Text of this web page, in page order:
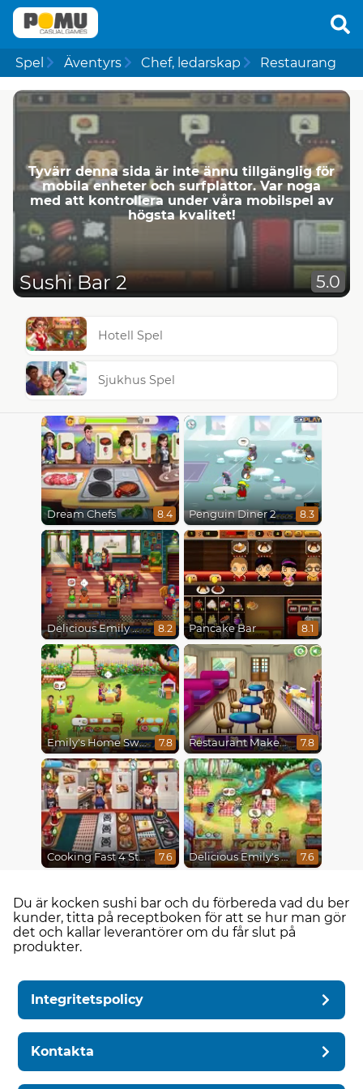
Spel Äventyrs Chef, ledarskap Restaurang
Tyvärr denna sida är inte ännu tillgänglig för
mobila enheter och surfplattor. Var noga
med att kontrollera under våra mobilspel av
högsta kvalitet!
Sushi Bar 2 5.0
Hotell Spel
Sjukhus Spel
Dream Chefs 8.4 Penguin Diner 2 8.3
Delicious Emily New Beginning 8.2 Pancake Bar 8.1
Emily's Home Sweet Home 7.8 Restaurant Makeover 7.8
Cooking Fast 4 Steak 7.6 Delicious Emily's Hopes And Fears 7.6
Du är kocken sushi bar och du förbereda vad du ber
kunder, titta på receptboken för att se hur man gör
det och kallar leverantörer om du får slut på
produkter.
Integritetspolicy
Kontakta